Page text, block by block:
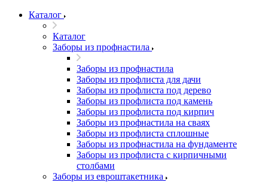
Каталог
Каталог
Заборы из профнастила
Заборы из профнастила
Заборы из профлиста для дачи
Заборы из профлиста под дерево
Заборы из профлиста под камень
Заборы из профлиста под кирпич
Заборы из профнастила на сваях
Заборы из профлиста сплошные
Заборы из профнастила на фундаменте
Заборы из профлиста с кирпичными
столбами
Заборы из евроштакетника